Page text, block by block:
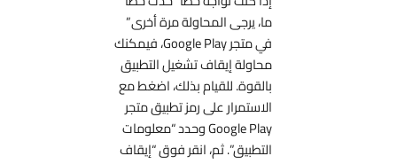
ما، يرجى المحاولة مرة أخرى”
في متجر Google Play، فيمكنك
محاولة إيقاف تشغيل التطبيق
بالقوة. للقيام بذلك، اضغط مع
الاستمرار على رمز تطبيق متجر
Google Play وحدد “معلومات
التطبيق”. ثم، انقر فوق “إيقاف